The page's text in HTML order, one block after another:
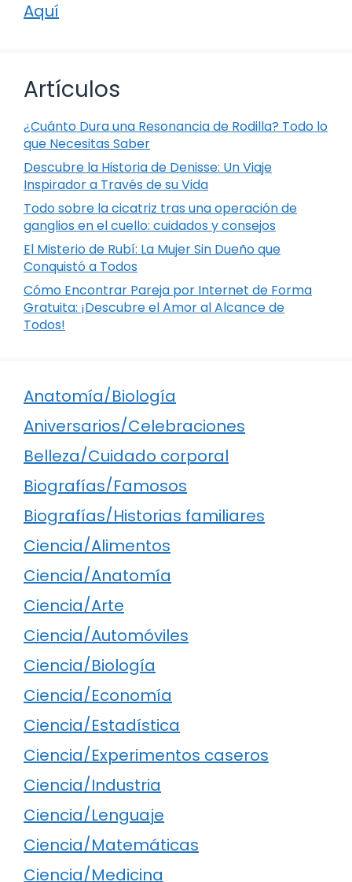
Aquí
Artículos
¿Cuánto Dura una Resonancia de Rodilla? Todo lo
que Necesitas Saber
Descubre la Historia de Denisse: Un Viaje
Inspirador a Través de su Vida
Todo sobre la cicatriz tras una operación de
ganglios en el cuello: cuidados y consejos
El Misterio de Rubí: La Mujer Sin Dueño que
Conquistó a Todos
Cómo Encontrar Pareja por Internet de Forma
Gratuita: ¡Descubre el Amor al Alcance de
Todos!
Anatomía/Biología
Aniversarios/Celebraciones
Belleza/Cuidado corporal
Biografías/Famosos
Biografías/Historias familiares
Ciencia/Alimentos
Ciencia/Anatomía
Ciencia/Arte
Ciencia/Automóviles
Ciencia/Biología
Ciencia/Economía
Ciencia/Estadística
Ciencia/Experimentos caseros
Ciencia/Industria
Ciencia/Lenguaje
Ciencia/Matemáticas
Ciencia/Medicina